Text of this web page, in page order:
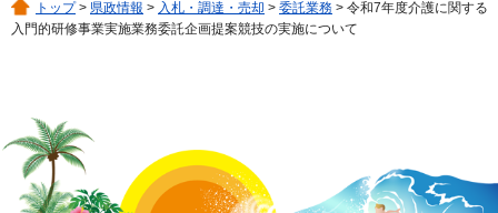
トップ> 県政情報 > 入札・調達・売却 > 委託業務 > 令和7年度介護に関する
入門的研修事業実施業務委託企画提案競技の実施について